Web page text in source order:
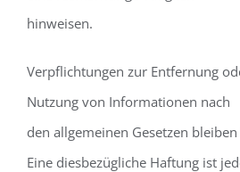
hinweisen.
Verpflichtungen zur Entfernung
Nutzung von Informationen nach
den allgemeinen Gesetzen
Eine diesbezügliche Haftung ist